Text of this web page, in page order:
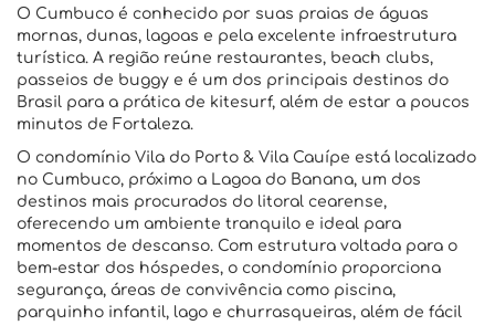
O Cumbuco é conhecido por suas praias de águas
mornas, dunas, lagoas e pela excelente infraestrutura
turística. A região reúne restaurantes, beach clubs,
passeios de buggy e é um dos principais destinos do
Brasil para a prática de kitesurf, além de estar a poucos
minutos de Fortaleza.
O condomínio Vila do Porto & Vila Cauípe está localizado
no Cumbuco, próximo a Lagoa do Banana, um dos
destinos mais procurados do litoral cearense,
oferecendo um ambiente tranquilo e ideal para
momentos de descanso. Com estrutura voltada para o
bem-estar dos hóspedes, o condomínio proporciona
segurança, áreas de convivência como piscina,
parquinho infantil, lago e churrasqueiras, além de fácil